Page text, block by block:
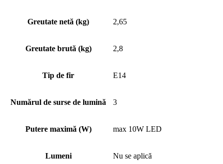
Greutate netă (kg) 2,65
Greutate brută (kg) 2,8
Tip de fir E14
Numărul de surse de lumină 3
Putere maximă (W) max 10W LED
Lumeni Nu se aplică